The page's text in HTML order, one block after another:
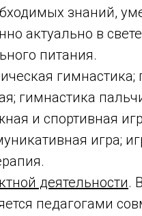
знаний,
актуально в
питания.
гимнастика;
гимнастика
и спортивная
игра;
деятельности.
педагогами